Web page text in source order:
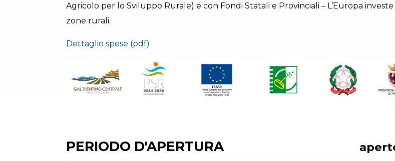
Agricolo per lo Sviluppo Rurale) e con Fondi Statali e Provinciali – L’Europa
zone rurali.
Dettaglio spese (pdf)
PERIODO D'APERTURA